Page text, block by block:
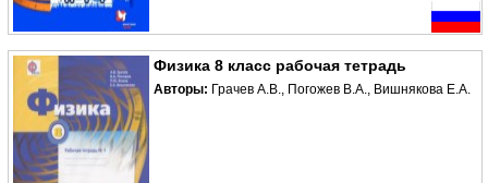
Физика 8 класс рабочая тетрадь
Авторы: Грачев А.В., Погожев В.А., Вишнякова Е.А.